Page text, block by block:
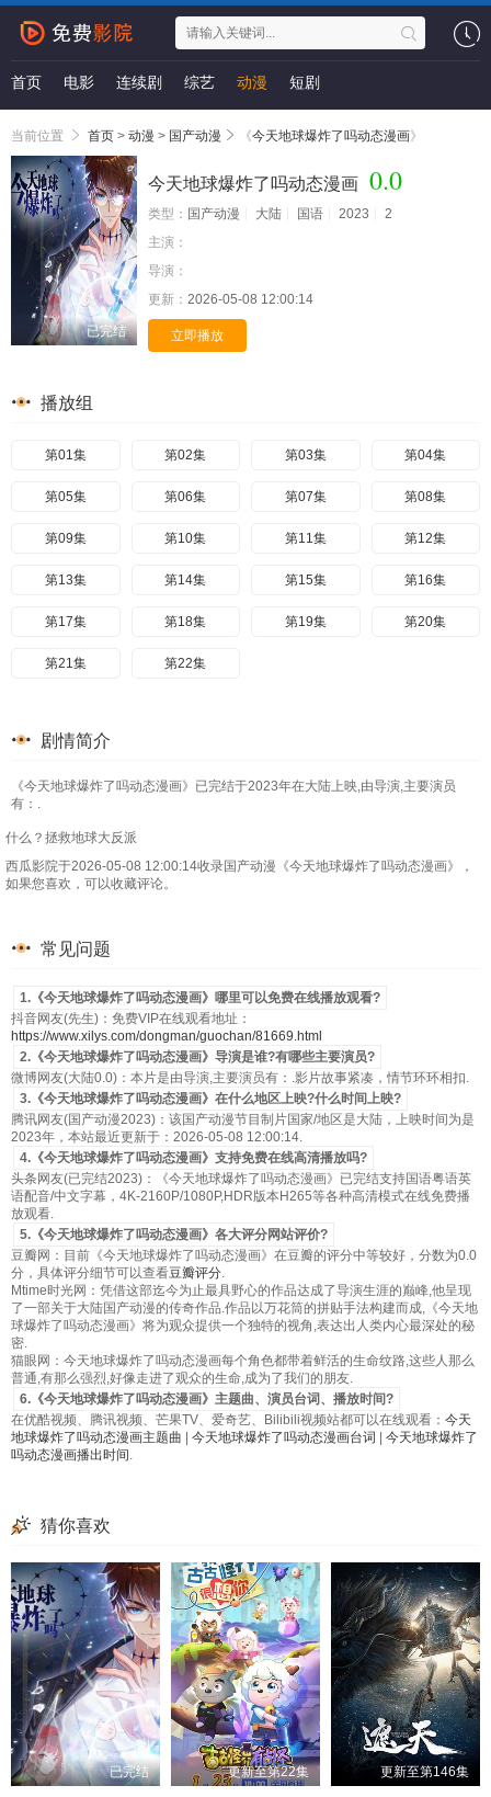
首页 电影 连续剧 综艺 动漫 短剧
当前位置 首页 > 动漫 > 国产动漫 《今天地球爆炸了吗动态漫画》
已完结
今天地球爆炸了吗动态漫画 0.0
类型： 国产动漫 大陆 国语 2023
2
主演：
导演：
更新： 2026-05-08 12:00:14
立即播放
播放组
第01集 第02集 第03集 第04集
第05集 第06集 第07集 第08集
第09集 第10集 第11集 第12集
第13集 第14集 第15集 第16集
第17集 第18集 第19集 第20集
第21集 第22集
剧情简介
《今天地球爆炸了吗动态漫画》已完结于2023年在大陆上映,由导演,主要演员
有：.
什么？拯救地球大反派
西瓜影院于2026-05-08 12:00:14收录国产动漫《今天地球爆炸了吗动态漫画》，
如果您喜欢，可以收藏评论。
常见问题
1.《今天地球爆炸了吗动态漫画》哪里可以免费在线播放观看?
抖音网友(先生)：免费VIP在线观看地址：
https://www.xilys.com/dongman/guochan/81669.html
2.《今天地球爆炸了吗动态漫画》导演是谁?有哪些主要演员?
微博网友(大陆0.0)：本片是由导演,主要演员有：.影片故事紧凑，情节环环相扣.
3.《今天地球爆炸了吗动态漫画》在什么地区上映?什么时间上映?
腾讯网友(国产动漫2023)：该国产动漫节目制片国家/地区是大陆，上映时间为是
2023年，本站最近更新于：2026-05-08 12:00:14.
4.《今天地球爆炸了吗动态漫画》支持免费在线高清播放吗?
头条网友(已完结2023)：《今天地球爆炸了吗动态漫画》已完结支持国语粤语英
语配音/中文字幕，4K-2160P/1080P,HDR版本H265等各种高清模式在线免费播
放观看.
5.《今天地球爆炸了吗动态漫画》各大评分网站评价?
豆瓣网：目前《今天地球爆炸了吗动态漫画》在豆瓣的评分中等较好，分数为0.0
分，具体评分细节可以查看豆瓣评分.
Mtime时光网：凭借这部迄今为止最具野心的作品达成了导演生涯的巅峰,他呈现
了一部关于大陆国产动漫的传奇作品.作品以万花筒的拼贴手法构建而成,《今天地
球爆炸了吗动态漫画》将为观众提供一个独特的视角,表达出人类内心最深处的秘
密.
猫眼网：今天地球爆炸了吗动态漫画每个角色都带着鲜活的生命纹路,这些人那么
普通,有那么强烈,好像走进了观众的生命,成为了我们的朋友.
6.《今天地球爆炸了吗动态漫画》主题曲、演员台词、播放时间?
在优酷视频、腾讯视频、芒果TV、爱奇艺、Bilibili视频站都可以在线观看： 今天
地球爆炸了吗动态漫画主题曲
今天地球爆炸了吗动态漫画台词
今天地球爆炸了
吗动态漫画播出时间 .
猜你喜欢
已完结 更新至第22集 更新至第146集